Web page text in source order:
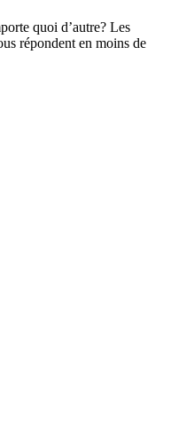
quoi d’autre? Les
répondent en moins de